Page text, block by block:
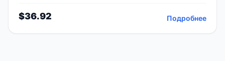
$36.92 Подробнее